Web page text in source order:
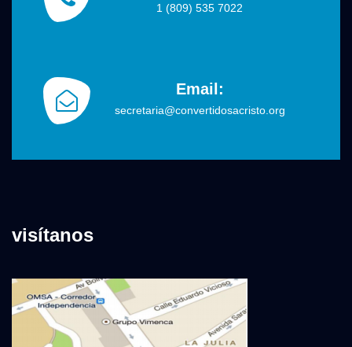
1 (809) 535 7022
Email:
secretaria@convertidosacristo.org
visítanos